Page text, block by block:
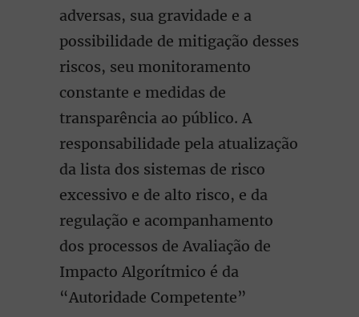
adversas, sua gravidade e a
possibilidade de mitigação desses
riscos, seu monitoramento
constante e medidas de
transparência ao público. A
responsabilidade pela atualização
da lista dos sistemas de risco
excessivo e de alto risco, e da
regulação e acompanhamento
dos processos de Avaliação de
Impacto Algorítmico é da
“Autoridade Competente”